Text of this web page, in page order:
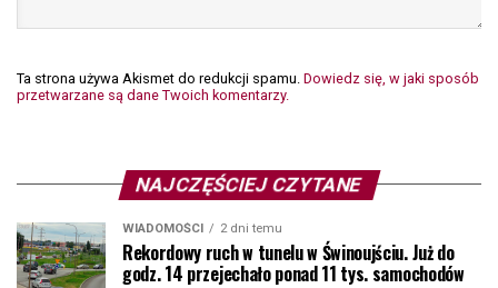
Ta strona używa Akismet do redukcji spamu. Dowiedz się, w jaki sposób
przetwarzane są dane Twoich komentarzy.
NAJCZĘŚCIEJ CZYTANE
WIADOMOŚCI 2 dni temu
Rekordowy ruch w tunelu w Świnoujściu. Już do
godz. 14 przejechało ponad 11 tys. samochodów